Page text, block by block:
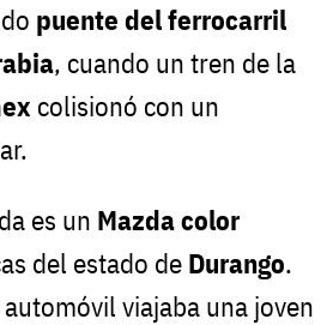
puente del ferrocarril
, cuando un tren de la
colisionó con un
es un Mazda color
del estado de Durango.
viajaba una joven